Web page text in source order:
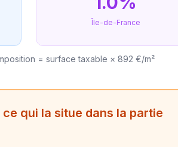
Île-de-France
= surface taxable × 892 €/m²
qui la situe dans la partie